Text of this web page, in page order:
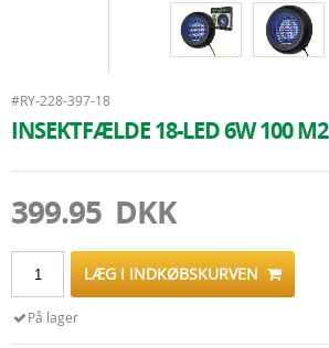
#RY-228-397-18
INSEKTFÆLDE 18-LED 6W 100 M2
399.95 DKK
LÆG I INDKØBSKURVEN
På lager